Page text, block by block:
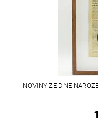
NOVINY ZE DNE